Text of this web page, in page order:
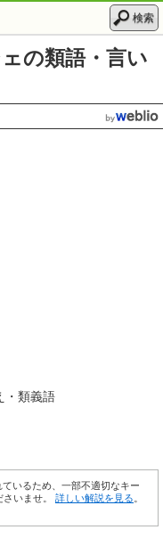
検索
の類語・言い
・類義語
いるため、一部不適切なキー
いませ。 詳しい解説を見る